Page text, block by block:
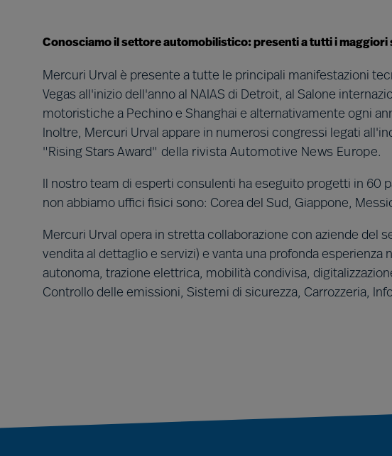
Conosciamo il settore automobilistico: presenti a tutti i maggiori
Mercuri Urval è presente a tutte le principali manifestazioni
Vegas all'inizio dell'anno al NAIAS di Detroit, al Salone
motoristiche a Pechino e Shanghai e alternativamente ogni
Inoltre, Mercuri Urval appare in numerosi congressi legati
"Rising Stars Award" della rivista Automotive News Europe.
Il nostro team di esperti consulenti ha eseguito progetti in 60
non abbiamo uffici fisici sono: Corea del Sud, Giappone,
Mercuri Urval opera in stretta collaborazione con aziende del
vendita al dettaglio e servizi) e vanta una profonda
autonoma, trazione elettrica, mobilità condivisa,
Controllo delle emissioni, Sistemi di sicurezza, Carrozzeria,